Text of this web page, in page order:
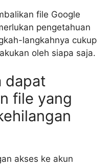
file Google
pengetahuan
langkahnya cukup
oleh siapa saja.
dapat
file yang
akses ke akun